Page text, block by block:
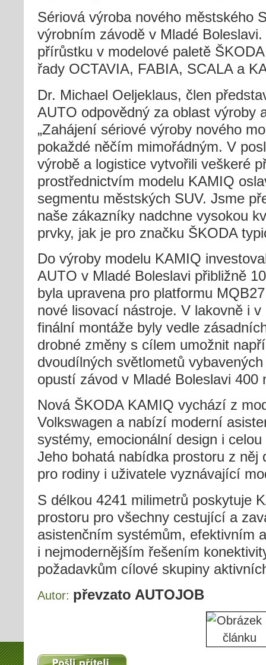
Sériová výroba nového městského
výrobním závodě v Mladé
přírůstku v modelové paletě
řady OCTAVIA, FABIA, SCALA a
Dr. Michael Oeljeklaus, člen
AUTO odpovědný za oblast výroby
„Zahájení sériové výroby nového
pokaždé něčím mimořádným. V
výrobě a logistice vytvořili veškeré
prostřednictvím modelu KAMIQ
segmentu městských SUV. Jsme
naše zákazníky nadchne vysokou
prvky, jak je pro značku ŠKODA
Do výroby modelu KAMIQ
AUTO v Mladé Boleslavi přibližně
byla upravena pro platformu
nové lisovací nástroje. V lakovně i
finální montáže byly vedle
drobné změny s cílem umožnit
dvoudílných světlometů
opustí závod v Mladé Boleslavi 400
Nová ŠKODA KAMIQ vychází z
Volkswagen a nabízí moderní
systémy, emocionální design i
Jeho bohatá nabídka prostoru z něj
pro rodiny i uživatele vyznávající
S délkou 4241 milimetrů poskytuje
prostoru pro všechny cestující a
asistenčním systémům, efektivním
i nejmodernějším řešením
požadavkům cílové skupiny
Autor: převzato AUTOJOB
Pošli příteli